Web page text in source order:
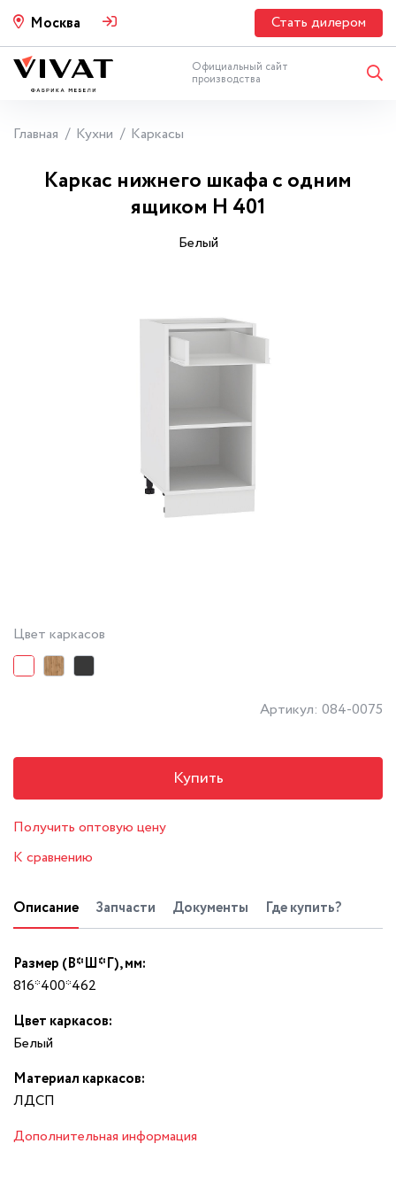
Москва Стать дилером
Официальный сайт
производства
Главная Кухни Каркасы
Каркас нижнего шкафа с одним
ящиком Н 401
Белый
Цвет каркасов
Артикул: 084-0075
Купить
Получить оптовую цену
К сравнению
Описание Запчасти Документы Где купить?
Размер (В*Ш*Г), мм:
816*400*462
Цвет каркасов:
Белый
Материал каркасов:
ЛДСП
Дополнительная информация